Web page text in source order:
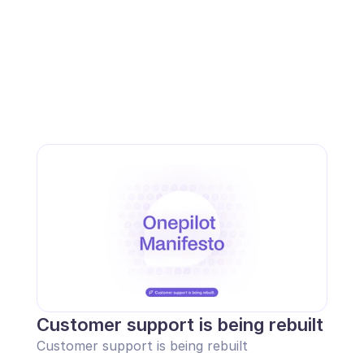
Customer support is being rebuilt
Customer support is being rebuilt